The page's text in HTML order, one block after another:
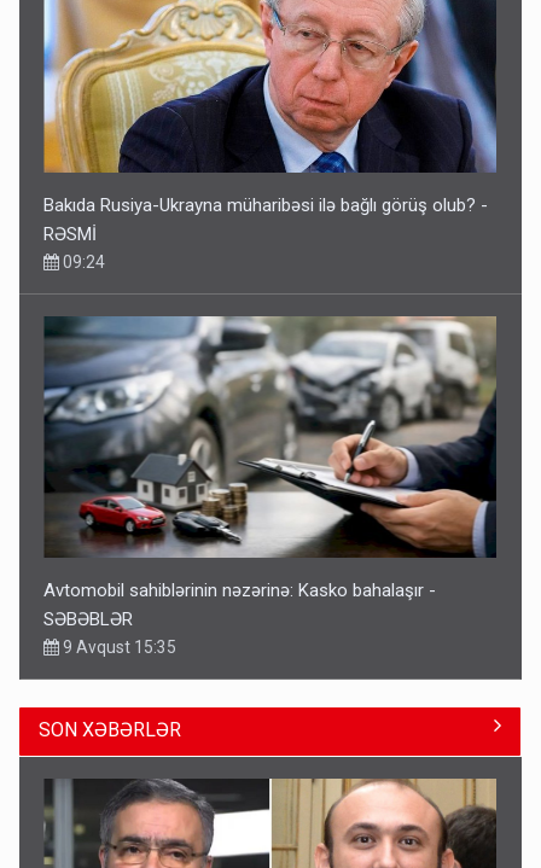
Bakıda Rusiya-Ukrayna müharibəsi ilə bağlı görüş olub? -
RƏSMİ
09:24
Avtomobil sahiblərinin nəzərinə: Kasko bahalaşır -
SƏBƏBLƏR
9 Avqust 15:35
SON XƏBƏRLƏR